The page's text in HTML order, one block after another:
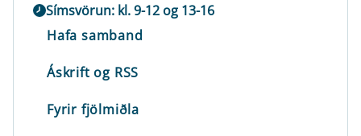
Símsvörun: kl. 9-12 og 13-16
Hafa samband
Áskrift og RSS
Fyrir fjölmiðla